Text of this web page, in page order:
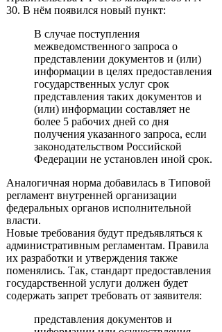
30. В нём появился новый пункт:
В случае поступления
межведомственного запроса о
представлении документов и (или)
информации в целях предоставления
государственных услуг срок
представления таких документов и
(или) информации составляет не
более 5 рабочих дней со дня
получения указанного запроса, если
законодательством Российской
Федерации не установлен иной срок.
Аналогичная норма добавилась в Типовой
регламент внутренней организации
федеральных органов исполнительной
власти.
Новые требования будут предъявляться к
административным регламентам. Правила
их разработки и утверждения также
поменялись. Так, стандарт предоставления
государственной услуги должен будет
содержать запрет требовать от заявителя:
представления документов и